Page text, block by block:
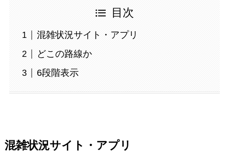
目次
混雑状況サイト・アプリ
どこの路線か
6段階表示
混雑状況サイト・アプリ